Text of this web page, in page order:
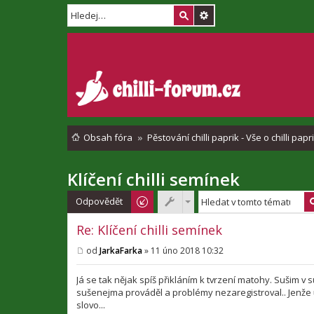
Obsah fóra Pěstování chilli paprik - Vše o chilli
Klíčení chilli semínek
Odpovědět
Re: Klíčení chilli semínek
ř
s
p
ě
od JarkaFarka» 11 úno 2018 10:32
Já se tak nějak spíš přikláním k tvrzení matohy. Sušim v
sušenejma prováděl a problémy nezaregistroval..
slovo...